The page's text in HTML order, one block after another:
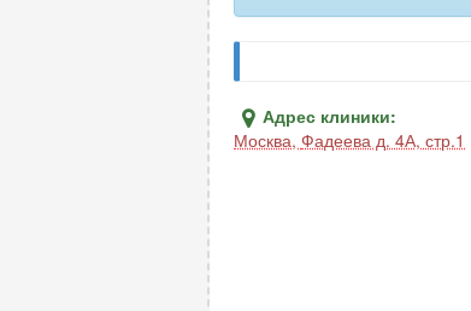
суставов
цистоуретрография
Адрес клиники:
Москва, Фадеева д. 4А, стр.1